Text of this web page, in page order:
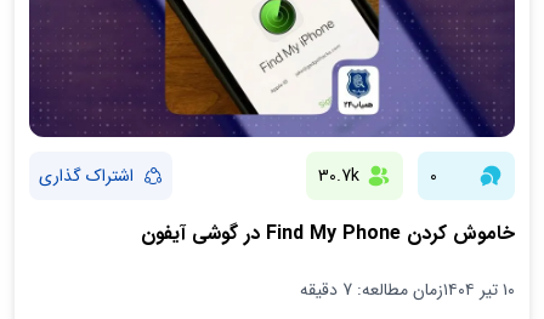
0
30.7k اشتراک گذاری
خاموش کردن Find My Phone در گوشی آیفون
۱۰ تیر ۱۴۰۴ زمان مطالعه: 7 دقیقه